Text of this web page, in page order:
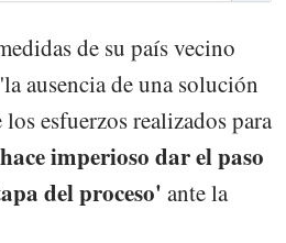
de su país vecino
ausencia de una solución
esfuerzos realizados para
hace imperioso dar el paso
del proceso' ante la